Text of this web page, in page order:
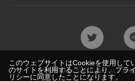
©TAKAYA SHOJI INC. ALL
このウェブサイトはCookieを使用して
のサイトを利用することにより、プラ
リシーに同意したことになります。